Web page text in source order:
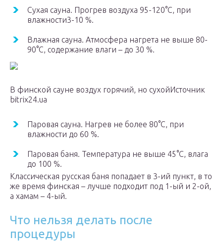
Сухая сауна. Прогрев воздуха 95-120°C, при
влажности3-10 %.
Влажная сауна. Атмосфера нагрета не выше 80-
90°C, содержание влаги – до 30 %.
В финской сауне воздух горячий, но сухойИсточник
bitrix24.ua
Паровая сауна. Нагрев не более 80°C, при
влажности до 60 %.
Паровая баня. Температура не выше 45°C, влага
до 100 %.
Классическая русская баня попадает в 3-ий пункт, в то
же время финская – лучше подходит под 1-ый и 2-ой,
а хамам – 4-ый.
Что нельзя делать после
процедуры